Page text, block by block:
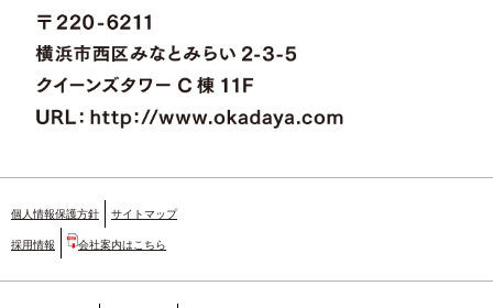
個人情報保護方針 サイトマップ
採用情報 会社案内はこちら